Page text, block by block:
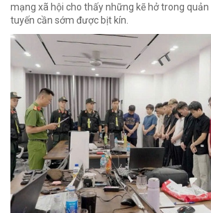
mạng xã hội cho thấy những kẽ hở trong
tuyến cần sớm được bịt kín.